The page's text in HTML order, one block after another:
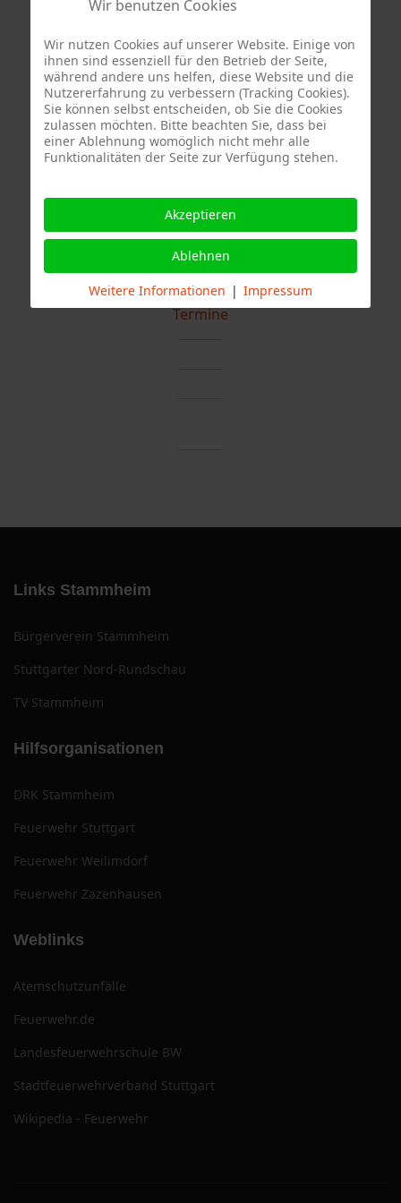
Einsatz dann nach knapp 2 Stunden gegen 00:30
Fotos: Andreas Rometsch
Termine
Links Stammheim
Bürgerverein Stammheim
Stuttgarter Nord-Rundschau
TV Stammheim
Hilfsorganisationen
DRK Stammheim
Feuerwehr Stuttgart
Feuerwehr Weilimdorf
Feuerwehr Zazenhausen
Weblinks
Atemschutzunfälle
Feuerwehr.de
Landesfeuerwehrschule BW
Stadtfeuerwehrverband Stuttgart
Wikipedia - Feuerwehr
Wir benutzen Cookies
Wir nutzen Cookies auf unserer Website. Einige von
ihnen sind essenziell für den Betrieb der Seite,
während andere uns helfen, diese Website und die
Nutzererfahrung zu verbessern (Tracking Cookies).
Sie können selbst entscheiden, ob Sie die Cookies
zulassen möchten. Bitte beachten Sie, dass bei
einer Ablehnung womöglich nicht mehr alle
Funktionalitäten der Seite zur Verfügung stehen.
Akzeptieren
Ablehnen
Weitere Informationen | Impressum